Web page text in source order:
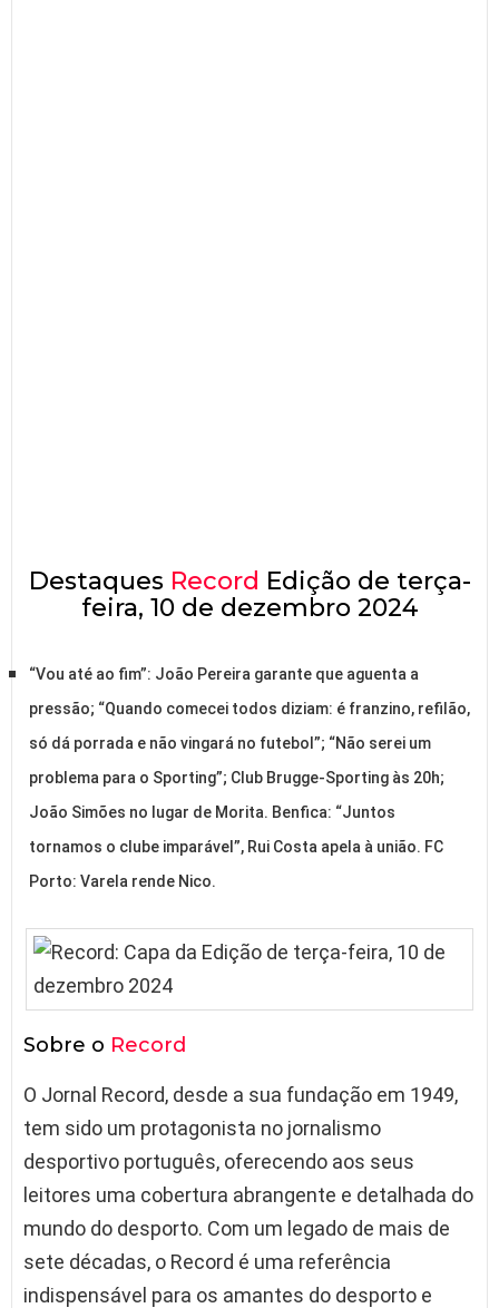
Destaques Record Edição de terça-
feira, 10 de dezembro 2024
“Vou até ao fim”: João Pereira garante que aguenta a
pressão; “Quando comecei todos diziam: é franzino, refilão,
só dá porrada e não vingará no futebol”; “Não serei um
problema para o Sporting”; Club Brugge-Sporting às 20h;
João Simões no lugar de Morita. Benfica: “Juntos
tornamos o clube imparável”, Rui Costa apela à união. FC
Porto: Varela rende Nico.
Sobre o Record
O Jornal Record, desde a sua fundação em 1949,
tem sido um protagonista no jornalismo
desportivo português, oferecendo aos seus
leitores uma cobertura abrangente e detalhada do
mundo do desporto. Com um legado de mais de
sete décadas, o Record é uma referência
indispensável para os amantes do desporto e